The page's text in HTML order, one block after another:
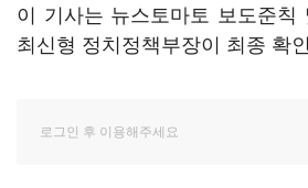
이 기사는 뉴스토마토 보도준칙
최신형 정치정책부장이 최종 확